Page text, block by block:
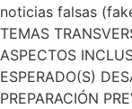
noticias falsas
TEMAS
ASPECTOS
ESPERADO(S)
PREPARACIÓN